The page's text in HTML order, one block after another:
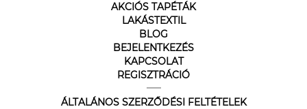
AKCIÓS TAPÉTÁK
LAKÁSTEXTIL
BLOG
BEJELENTKEZÉS
KAPCSOLAT
REGISZTRÁCIÓ
ÁLTALÁNOS SZERZŐDÉSI FELTÉTELEK